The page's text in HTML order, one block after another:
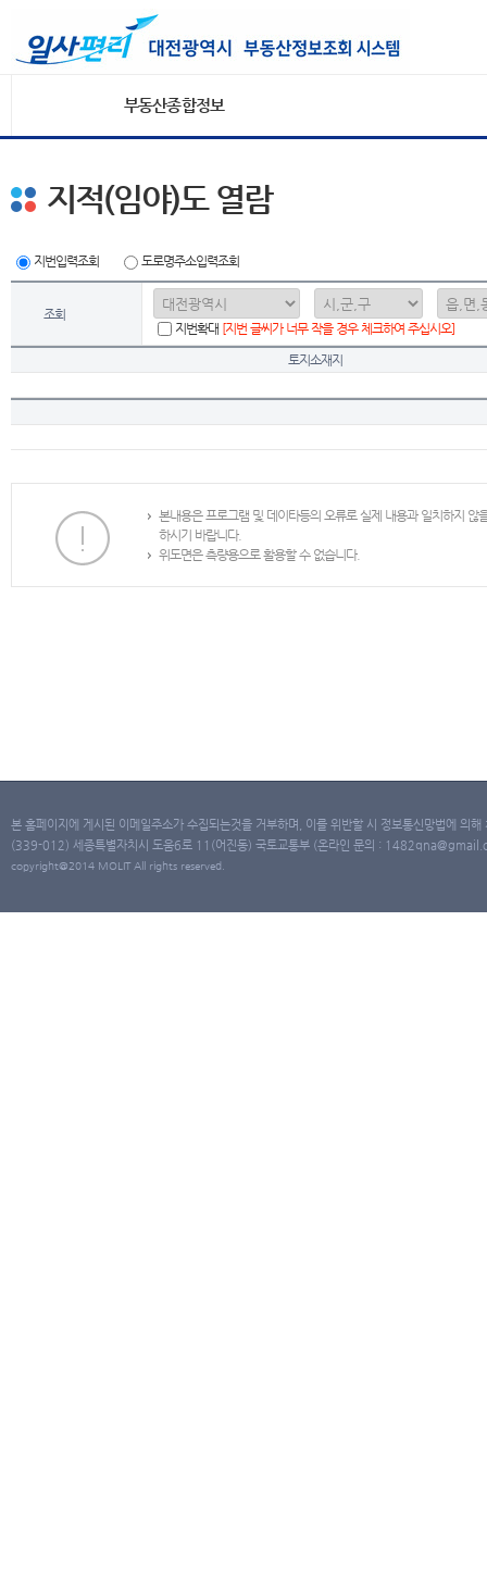
부동산종합정보
지적(임야)도 열람
지번입력조회 도로명주소입력조회
조회
지번확대 [지번 글씨가 너무 작을 경우 체크하여 주십시오]
토지소재지
본내용은 프로그램 및 데이타등의 오류로 실제 내용과 일치하지
하시기 바랍니다.
위도면은 측량용으로 활용할 수 없습니다.
본 홈페이지에 게시된 이메일주소가 수집되는것을 거부하며, 이를 위반할 시 정보통신망법에 의
(339-012) 세종특별자치시 도움6로 11(어진동) 국토교통부 (온라인 문의 :
copyright@2014 MOLIT All rights reserved.